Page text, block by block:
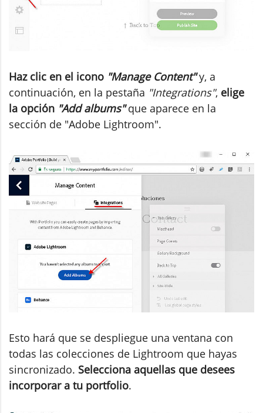
Haz clic en el icono "Manage Content"y, a
continuación, en la pestaña "Integrations", elige
la opción "Add albums"que aparece en la
sección de "Adobe Lightroom".
Esto hará que se despliegue una ventana con
todas las colecciones de Lightroom que hayas
sincronizado. Selecciona aquellas que desees
incorporar a tu portfolio.